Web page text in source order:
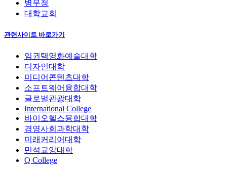
병무청
대학교회
관련사이트 바로가기
임권택영화예술대학
디자인대학
미디어콘텐츠대학
소프트웨어융합대학
글로벌관광대학
International College
바이오헬스융합대학
경영사회과학대학
미래커리어대학
민석교양대학
Q College